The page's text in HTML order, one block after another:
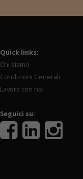
Quick links:
Chi siamo
Condizioni Generali
Lavora con noi
Seguici su: